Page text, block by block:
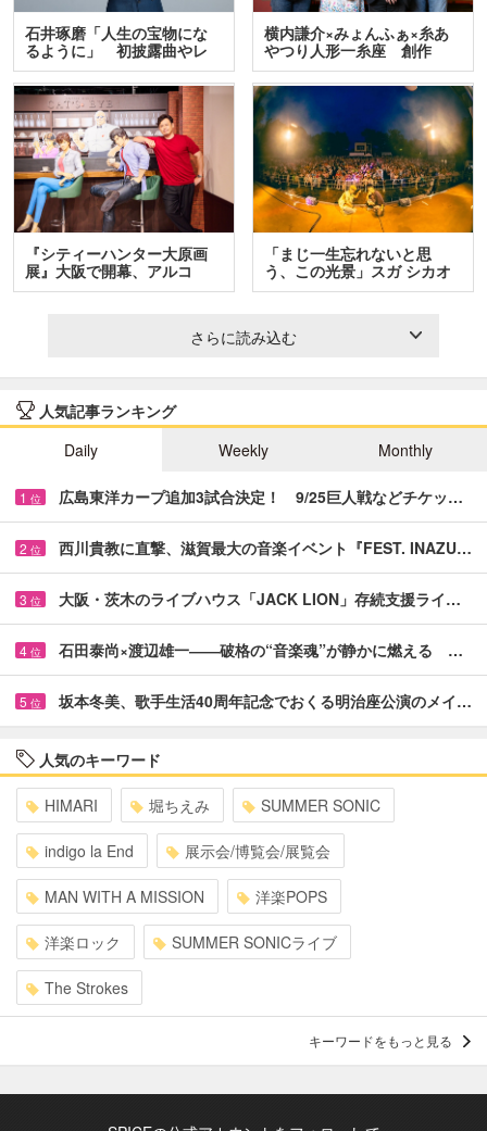
石井琢磨「人生の宝物にな
るように」 初披露曲やレ
ア…
横内謙介×みょんふぁ×糸あ
やつり人形一糸座 創作
人…
『シティーハンター大原画
展』大阪で開幕、アルコ
＆…
「まじ一生忘れないと思
う、この光景」スガ シカオ
と…
さらに読み込む
人気記事ランキング
Daily
Weekly Monthly
1 位 広島東洋カープ追加3試合決定！ 9/25巨人戦などチケッ…
2 位 西川貴教に直撃、滋賀最大の音楽イベント『FEST. INAZU…
3 位 大阪・茨木のライブハウス「JACK LION」存続支援ライ…
4 位 石田泰尚×渡辺雄一――破格の“音楽魂”が静かに燃える …
5 位 坂本冬美、歌手生活40周年記念でおくる明治座公演のメイ…
人気のキーワード
HIMARI 堀ちえみ SUMMER SONIC
indigo la End 展示会/博覧会/展覧会
MAN WITH A MISSION 洋楽POPS
洋楽ロック SUMMER SONICライブ
The Strokes
キーワードをもっと見る